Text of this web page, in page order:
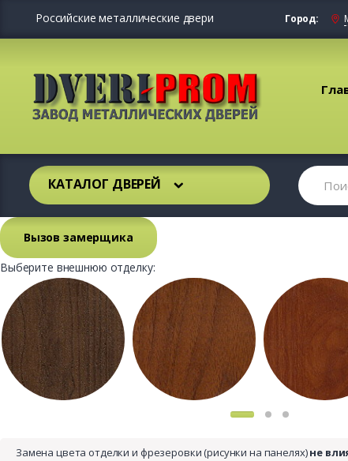
Российские металлические двери Город:
КАТАЛОГ ДВЕРЕЙ
Вызов замерщика
Выберите внешнюю отделку:
Замена цвета отделки и фрезеровки (рисунки на панелях)не